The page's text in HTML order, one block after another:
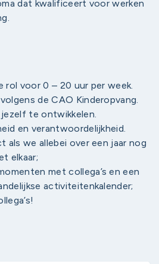
dat kwalificeert voor werken
rol voor 0 – 20 uur per week.
de CAO Kinderopvang.
te ontwikkelen.
en verantwoordelijkheid.
als we allebei over een jaar nog
elkaar;
met collega’s en een
activiteitenkalender;